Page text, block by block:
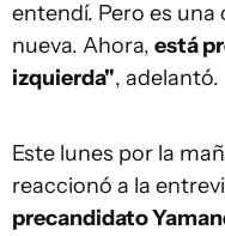
entendí. Pero es
nueva. Ahora, está
izquierda", adelantó.
Este lunes por la
reaccionó a la
precandidato